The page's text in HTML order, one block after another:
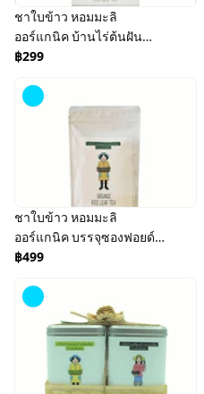
ชาใบข้าว หอมมะลิ
ออร์แกนิค บ้านไร่ต้นฝัน
Organic Rice Leaf Tea
฿299
ชาใบข้าว หอมมะลิ
ออร์แกนิค บรรจุซองฟอยด์
100 กรัม Organic Rice
฿499